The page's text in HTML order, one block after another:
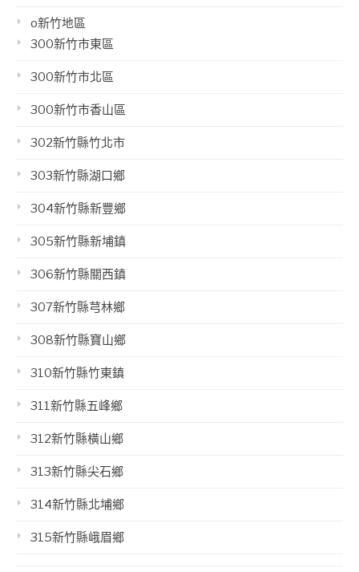
o新竹地區
300新竹市東區
300新竹市北區
300新竹市香山區
302新竹縣竹北市
303新竹縣湖口鄉
304新竹縣新豐鄉
305新竹縣新埔鎮
306新竹縣關西鎮
307新竹縣芎林鄉
308新竹縣寶山鄉
310新竹縣竹東鎮
311新竹縣五峰鄉
312新竹縣橫山鄉
313新竹縣尖石鄉
314新竹縣北埔鄉
315新竹縣峨眉鄉